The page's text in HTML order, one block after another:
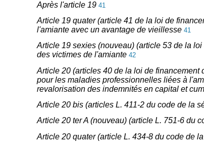
Après l'article 19 41
Article 19 quater (article 41 de la loi de
l'amiante avec un avantage de vieillesse 41
Article 19 sexies (nouveau) (article 53 de la
des victimes de l'amiante 42
Article 20 (articles 40 de la loi de financement
pour les maladies professionnelles liées à
revalorisation des indemnités en capital et
Article 20 bis (articles L. 411-2 du code de la
Article 20 ter A (nouveau) (article L. 751-6 du
Article 20 quater (article L. 434-8 du code de